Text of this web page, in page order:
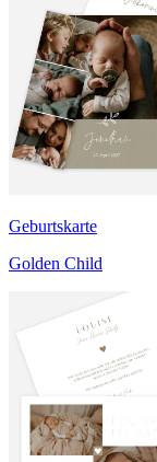
Geburtskarte
Golden Child